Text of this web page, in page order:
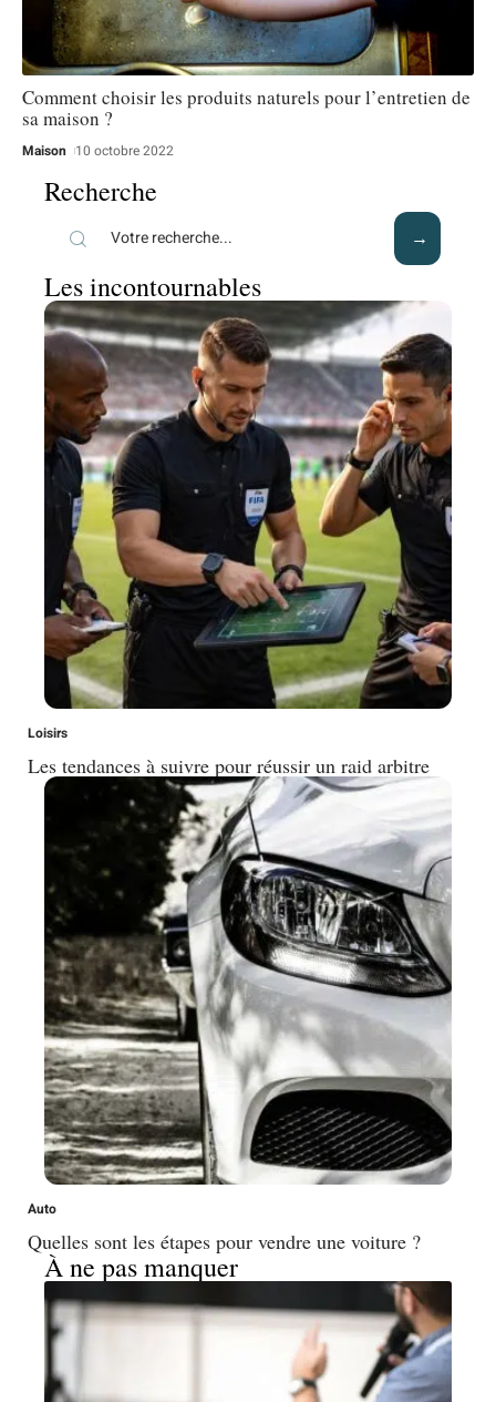
Comment choisir les produits naturels pour l’entretien de
sa maison ?
Maison 10 octobre 2022
Recherche
Les incontournables
Loisirs
Les tendances à suivre pour réussir un raid arbitre
Auto
Quelles sont les étapes pour vendre une voiture ?
À ne pas manquer